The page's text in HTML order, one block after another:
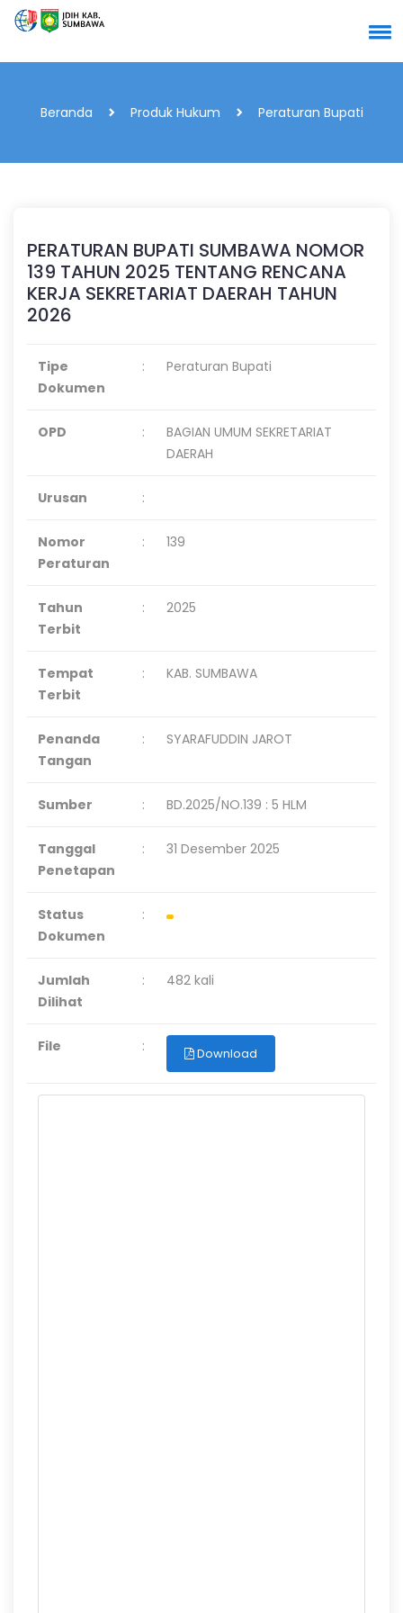
Beranda Produk Hukum Peraturan Bupati
PERATURAN BUPATI SUMBAWA NOMOR
139 TAHUN 2025 TENTANG RENCANA
KERJA SEKRETARIAT DAERAH TAHUN
2026
Tipe
Dokumen
: Peraturan Bupati
OPD :
BAGIAN UMUM SEKRETARIAT
DAERAH
Urusan :
Nomor
Peraturan
: 139
Tahun
Terbit
: 2025
Tempat
Terbit
: KAB. SUMBAWA
Penanda
Tangan
: SYARAFUDDIN JAROT
Sumber : BD.2025/NO.139 : 5 HLM
Tanggal
Penetapan
: 31 Desember 2025
Status
Dokumen
:
Jumlah
Dilihat
: 482 kali
File : Download